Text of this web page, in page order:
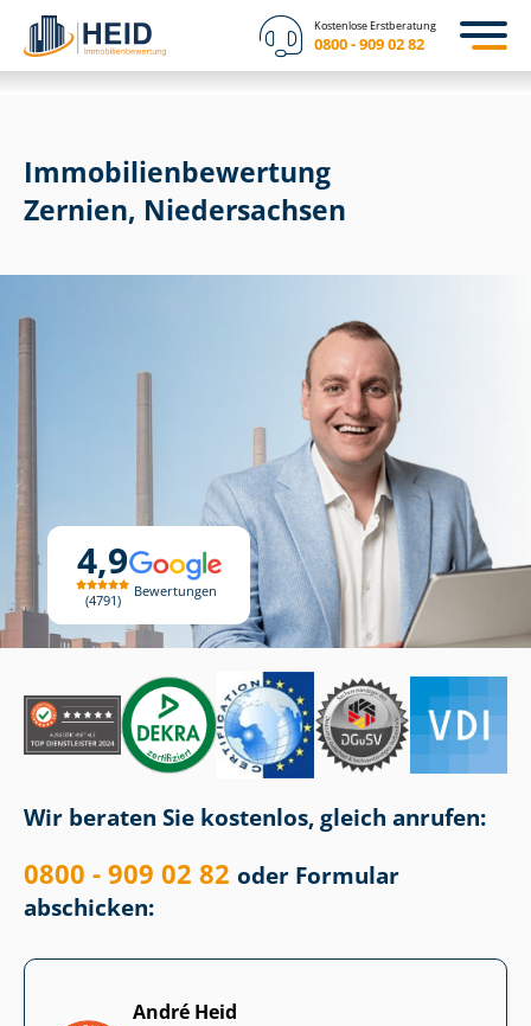
Kostenlose Erstberatung
0800 - 909 02 82
4,9
4791
Bewertungen
Immobilien­bewertung
Zernien, Niedersachsen
Wir beraten Sie kostenlos, gleich anrufen:
0800 - 909 02 82 oder Formular
abschicken:
André Heid